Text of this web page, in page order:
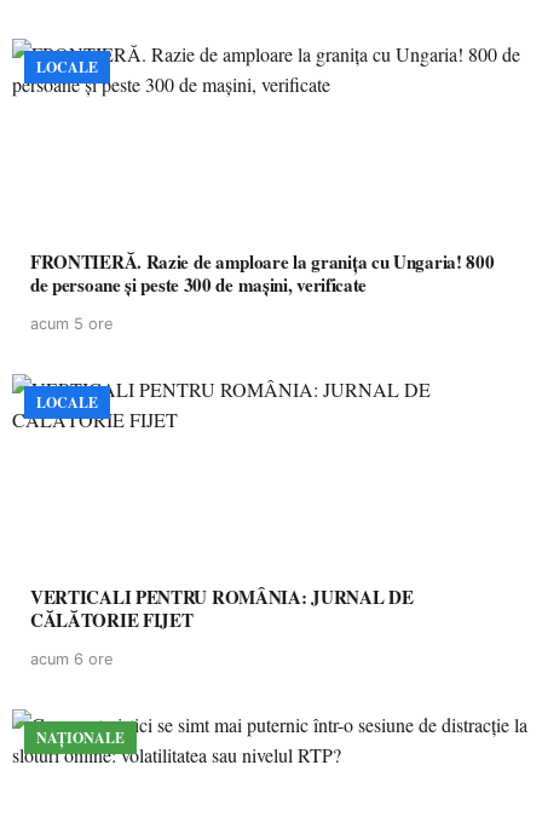
LOCALE
FRONTIERĂ. Razie de amploare la granița cu Ungaria! 800
de persoane și peste 300 de mașini, verificate
acum 5 ore
LOCALE
VERTICALI PENTRU ROMÂNIA: JURNAL DE
CĂLĂTORIE FIJET
acum 6 ore
NAȚIONALE